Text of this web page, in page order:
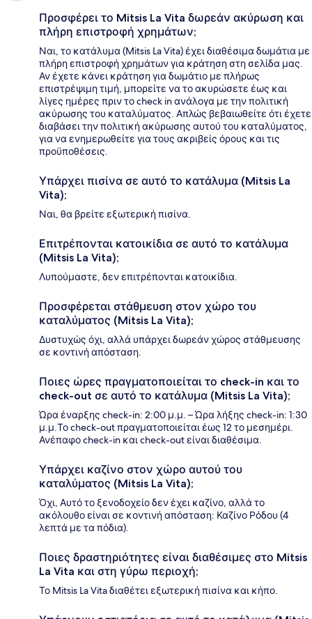
Προσφέρει το Mitsis La Vita δωρεάν ακύρωση και
πλήρη επιστροφή χρημάτων;
Ναι, το κατάλυμα (Mitsis La Vita) έχει διαθέσιμα δωμάτια με
πλήρη επιστροφή χρημάτων για κράτηση στη σελίδα μας.
Αν έχετε κάνει κράτηση για δωμάτιο με πλήρως
επιστρέψιμη τιμή, μπορείτε να το ακυρώσετε έως και
λίγες ημέρες πριν το check in ανάλογα με την πολιτική
ακύρωσης του καταλύματος. Απλώς βεβαιωθείτε ότι έχετε
διαβάσει την πολιτική ακύρωσης αυτού του καταλύματος,
για να ενημερωθείτε για τους ακριβείς όρους και τις
προϋποθέσεις.
Υπάρχει πισίνα σε αυτό το κατάλυμα (Mitsis La
Vita);
Ναι, θα βρείτε εξωτερική πισίνα.
Επιτρέπονται κατοικίδια σε αυτό το κατάλυμα
(Mitsis La Vita);
Λυπούμαστε, δεν επιτρέπονται κατοικίδια.
Προσφέρεται στάθμευση στον χώρο του
καταλύματος (Mitsis La Vita);
Δυστυχώς όχι, αλλά υπάρχει δωρεάν χώρος στάθμευσης
σε κοντινή απόσταση.
Ποιες ώρες πραγματοποιείται το check-in και το
check-out σε αυτό το κατάλυμα (Mitsis La Vita);
Ώρα έναρξης check-in: 2:00 μ.μ. – Ώρα λήξης check-in: 1:30
μ.μ.Το check-out πραγματοποιείται έως 12 το μεσημέρι.
Ανέπαφο check-in και check-out είναι διαθέσιμα.
Υπάρχει καζίνο στον χώρο αυτού του
καταλύματος (Mitsis La Vita);
Όχι, Αυτό το ξενοδοχείο δεν έχει καζίνο, αλλά το
ακόλουθο είναι σε κοντινή απόσταση: Καζίνο Ρόδου (4
λεπτά με τα πόδια).
Ποιες δραστηριότητες είναι διαθέσιμες στο Mitsis
La Vita και στη γύρω περιοχή;
Το Mitsis La Vita διαθέτει εξωτερική πισίνα και κήπο.